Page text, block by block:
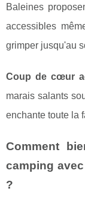
Baleines
accessibles
grimper jusqu'au
Coup de cœur
marais salants
enchante toute la
Comment
camping
?